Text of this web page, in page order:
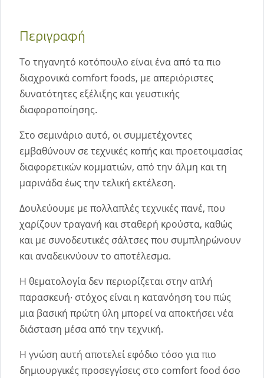
Περιγραφή
Το τηγανητό κοτόπουλο είναι ένα από τα πιο
διαχρονικά comfort foods, με απεριόριστες
δυνατότητες εξέλιξης και γευστικής
διαφοροποίησης.
Στο σεμινάριο αυτό, οι συμμετέχοντες
εμβαθύνουν σε τεχνικές κοπής και προετοιμασίας
διαφορετικών κομματιών, από την άλμη και τη
μαρινάδα έως την τελική εκτέλεση.
Δουλεύουμε με πολλαπλές τεχνικές πανέ, που
χαρίζουν τραγανή και σταθερή κρούστα, καθώς
και με συνοδευτικές σάλτσες που συμπληρώνουν
και αναδεικνύουν το αποτέλεσμα.
Η θεματολογία δεν περιορίζεται στην απλή
παρασκευή∙ στόχος είναι η κατανόηση του πώς
μια βασική πρώτη ύλη μπορεί να αποκτήσει νέα
διάσταση μέσα από την τεχνική.
Η γνώση αυτή αποτελεί εφόδιο τόσο για πιο
δημιουργικές προσεγγίσεις στο comfort food όσο